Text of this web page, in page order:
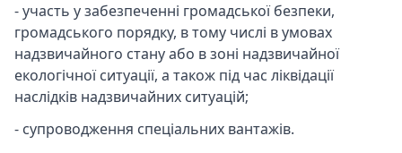
- участь у забезпеченні громадської безпеки,
громадського порядку, в тому числі в умовах
надзвичайного стану або в зоні надзвичайної
екологічної ситуації, а також під час ліквідації
наслідків надзвичайних ситуацій;
- супроводження спеціальних вантажів.